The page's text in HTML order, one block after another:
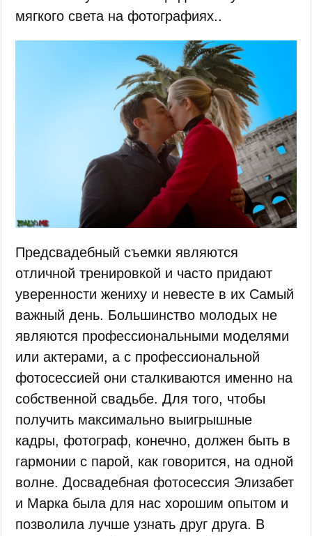
мягкого света на фотографиях..
Предсвадебный съемки являются
отличной тренировкой и часто придают
уверенности жениху и невесте в их Самый
важный день. Большинство молодых не
являются профессиональными моделями
или актерами, а с профессиональной
фотосессией они сталкиваются именно на
собственной свадьбе. Для того, чтобы
получить максимально выигрышные
кадры, фотограф, конечно, должен быть в
гармонии с парой, как говорится, на одной
волне. Досвадебная фотосессия Элизабет
и Марка была для нас хорошим опытом и
позволила лучше узнать друг друга. В